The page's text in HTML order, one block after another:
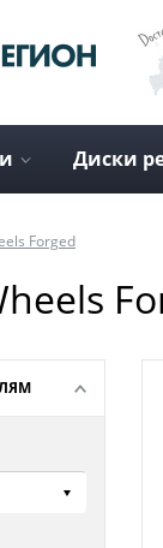
Диски
Forged